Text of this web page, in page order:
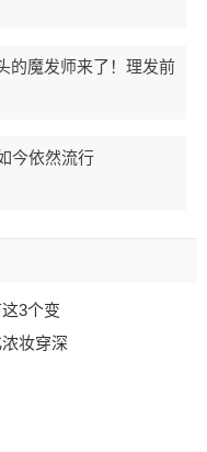
的魔发师来了！理发前
今依然流行
3个变
妆穿深